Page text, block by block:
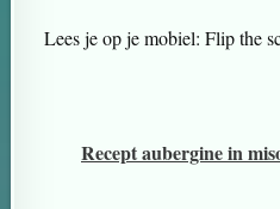
Lees je op je mobiel: Flip the
Recept aubergine in